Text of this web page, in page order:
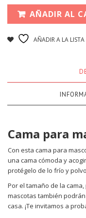
AÑADIR AL
AÑADIR A LA LISTA
Cama para
Con esta cama para
una cama cómoda y
protégelo de lo frío y
Por el tamaño de la
mascotas también
casa. ¡Te invitamos a